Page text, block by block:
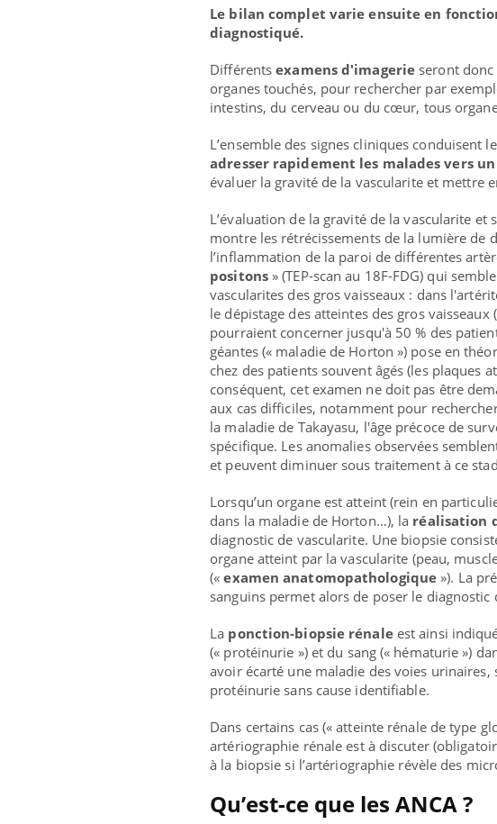
Le bilan complet varie ensuite en
diagnostiqué.
Différentsexamens d'imagerie seront
organes touchés, pour rechercher par
intestins, du cerveau ou du cœur, tous
L’ensemble des signes cliniques conduisent
adresser rapidement les malades vers un
évaluer la gravité de la vascularite et mettre
L’évaluation de la gravité de la vascularite
montre les rétrécissements de la lumière de
l’inflammation de la paroi de différentes
positons» (TEP-scan au 18F-FDG) qui
vascularites des gros vaisseaux : dans
le dépistage des atteintes des gros
pourraient concerner jusqu'à 50 % des
géantes (« maladie de Horton ») pose en
chez des patients souvent âgés (les plaques
conséquent, cet examen ne doit pas être
aux cas difficiles, notamment pour
la maladie de Takayasu, l'âge précoce de
spécifique. Les anomalies observées
et peuvent diminuer sous traitement à ce
Lorsqu’un organe est atteint (rein en
dans la maladie de Horton…), la réalisation
diagnostic de vascularite. Une biopsie
organe atteint par la vascularite (peau,
(«examen anatomopathologique»). La
sanguins permet alors de poser le diagnostic
La ponction-biopsie rénaleest ainsi
(« protéinurie ») et du sang (« hématurie »)
avoir écarté une maladie des voies
protéinurie sans cause identifiable.
Dans certains cas (« atteinte rénale de type
artériographie rénale est à discuter
à la biopsie si l’artériographie révèle des
Qu’est-ce que les ANCA ?